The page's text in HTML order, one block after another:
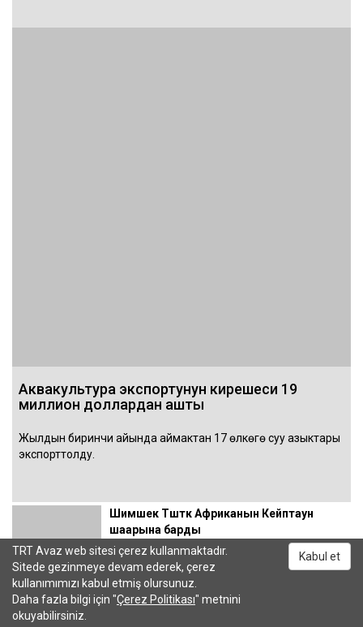
Аквакультура экспортунун кирешеси 19
миллион доллардан ашты
Жылдын биринчи айында аймактан 17 өлкөгө суу азыктары
экспорттолду.
Шимшек Түштүк Африканын Кейптаун
шаарына барды
Кейптаундагы жыйында Шимшекти
Борбордук банктын төрагасы Фатих
Карахан коштойт.
Түркиянын бал экспорту
TRT Avaz web sitesi çerez kullanmaktadır.
Sitede gezinmeye devam ederek, çerez
kullanımımızı kabul etmiş olursunuz.
Daha fazla bilgi için "Çerez Politikası" metnini
okuyabilirsiniz.
Kabul et